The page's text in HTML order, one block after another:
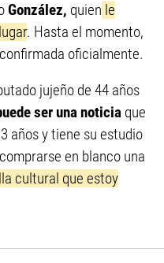
González, quien le
. Hasta el momento,
oficialmente.
jujeño de 44 años
ser una noticia que
años y tiene su estudio
en blanco una
cultural que estoy